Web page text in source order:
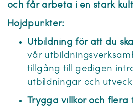
och får arbeta i en stark
Höjdpunkter:
Utbildning för att du
vår
tillgång till gedigen
utbildningar och
Trygga villkor och flera